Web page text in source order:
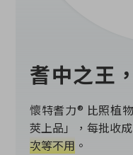
耆中之王，
懷特耆力® 比照植
莢上品」，每批收
次等不用 。